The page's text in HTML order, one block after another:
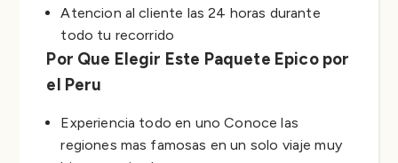
Atencion al cliente las 24 horas durante
todo tu recorrido
Por Que Elegir Este Paquete Epico por
el Peru
Experiencia todo en uno Conoce las
regiones mas famosas en un solo viaje muy